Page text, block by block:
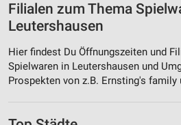
Filialen zum Thema
Leutershausen
Hier findest Du Öffnungszeiten und
Spielwaren in Leutershausen und
Prospekten von z.B. Ernsting's family